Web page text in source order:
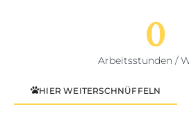
Arbeitsstunden /
0
HIER WEITERSCHNÜFFELN